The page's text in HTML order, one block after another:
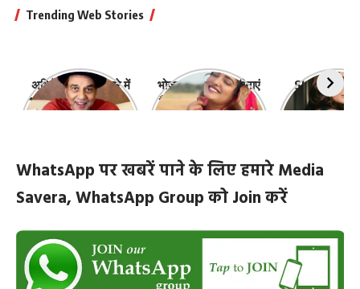
Trending Web Stories
अभिनेता धर्मेंद्र के बारे में
10 रोचक बातें, जिनके बारे
भोजपुरी की ये 10 हसीनाएं
हैं सबसे खूबसूरत | top-
Shefali
‘कांटा लगा
WhatsApp पर खबरें पाने के लिए हमारे Media
Savera, WhatsApp Group को Join करें